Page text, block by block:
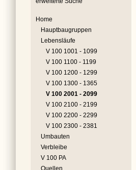
Home
Hauptbaugruppen
Lebensläufe
V 100 1001 - 1099
V 100 1100 - 1199
V 100 1200 - 1299
V 100 1300 - 1365
V 100 2001 - 2099
V 100 2100 - 2199
V 100 2200 - 2299
V 100 2300 - 2381
Umbauten
Verbleibe
V 100 PA
Quellen